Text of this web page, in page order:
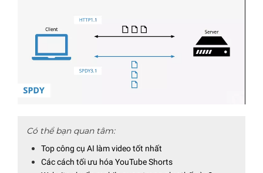
Có thể bạn quan tâm:
Top công cụ AI làm video tốt nhất
Các cách tối ưu hóa YouTube Shorts